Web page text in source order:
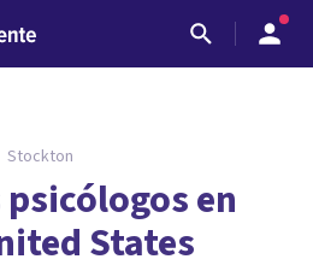
Stockton
en
States